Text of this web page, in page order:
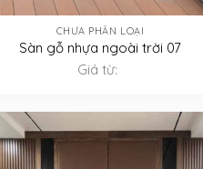
CHƯA PHÂN LOẠI
Sàn gỗ nhựa ngoài trời 07
Giá từ: